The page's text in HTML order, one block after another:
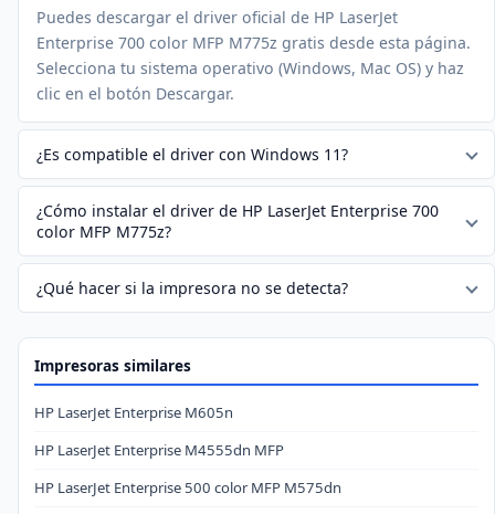
Puedes descargar el driver oficial de HP LaserJet
Enterprise 700 color MFP M775z gratis desde esta página.
Selecciona tu sistema operativo (Windows, Mac OS) y haz
clic en el botón Descargar.
¿Es compatible el driver con Windows 11?
¿Cómo instalar el driver de HP LaserJet Enterprise 700
color MFP M775z?
¿Qué hacer si la impresora no se detecta?
Impresoras similares
HP LaserJet Enterprise M605n
HP LaserJet Enterprise M4555dn MFP
HP LaserJet Enterprise 500 color MFP M575dn